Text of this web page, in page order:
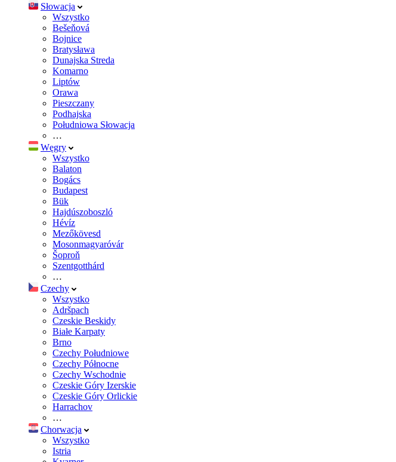
Słowacja
Wszystko
Bešeňová
Bojnice
Bratysława
Dunajska Streda
Komarno
Liptów
Orawa
Pieszczany
Podhajska
Południowa Słowacja
…
Węgry
Wszystko
Balaton
Bogács
Budapest
Bük
Hajdúszoboszló
Hévíz
Mezőkövesd
Mosonmagyaróvár
Šoproň
Szentgotthárd
…
Czechy
Wszystko
Adršpach
Czeskie Beskidy
Białe Karpaty
Brno
Czechy Południowe
Czechy Północne
Czechy Wschodnie
Czeskie Góry Izerskie
Czeskie Góry Orlickie
Harrachov
…
Chorwacja
Wszystko
Istria